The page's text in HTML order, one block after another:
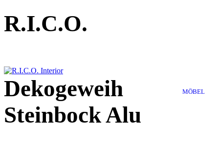
R.I.C.O.
MÖBEL
Dekogeweih
Steinbock Alu